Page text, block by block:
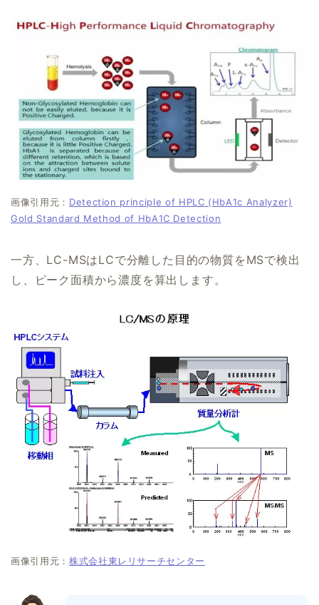
画像引用元： Detection principle of HPLC (HbA1c Analyzer)
Gold Standard Method of HbA1C Detection
一方、LC-MSはLCで分離した目的の物質をMSで検出
し、ピーク面積から濃度を算出します。
画像引用元： 株式会社東レリサーチセンター